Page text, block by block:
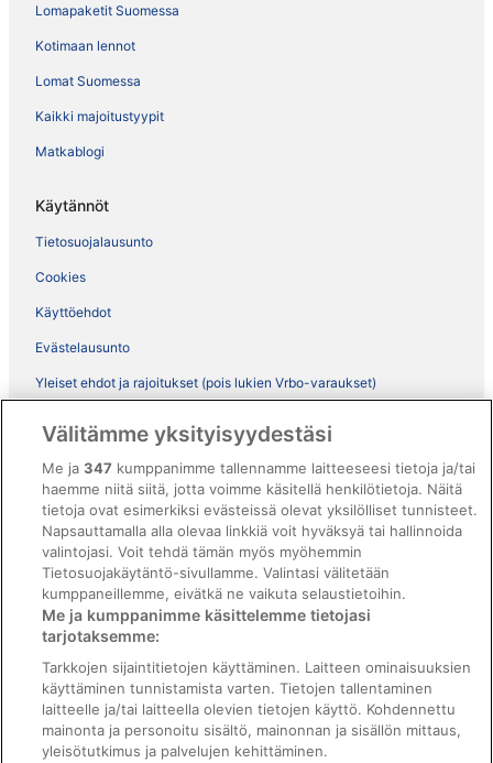
Lomapaketit Suomessa
Kotimaan lennot
Lomat Suomessa
Kaikki majoitustyypit
Matkablogi
Käytännöt
Tietosuojalausunto
Cookies
Käyttöehdot
Evästelausunto
Yleiset ehdot ja rajoitukset (pois lukien Vrbo-varaukset)
ebookers BONUS+ -ohjelman ehdot
Oikeudelliset tiedot / ota meihin yhteyttä
Sisältövaatimukset ja ilmoituksen tekeminen sisällöstä
Tuki
Ota yhteyttä
Varauksen muuttaminen tai peruuttaminen
Varaa lento lentoyhtiön hyvityskupongeilla
Hyvityksen hakeminen ja aikarajat
Välitämme yksityisyydestäsi
Me ja347 kumppanimme tallennamme laitteeseesi tietoja ja/tai
haemme niitä siitä, jotta voimme käsitellä henkilötietoja. Näitä
tietoja ovat esimerkiksi evästeissä olevat yksilölliset tunnisteet.
Napsauttamalla alla olevaa linkkiä voit hyväksyä tai hallinnoida
valintojasi. Voit tehdä tämän myös myöhemmin
Tietosuojakäytäntö-sivullamme. Valintasi välitetään
kumppaneillemme, eivätkä ne vaikuta selaustietoihin.
Me ja kumppanimme käsittelemme tietojasi
tarjotaksemme:
Tarkkojen sijaintitietojen käyttäminen. Laitteen ominaisuuksien
käyttäminen tunnistamista varten. Tietojen tallentaminen
laitteelle ja/tai laitteella olevien tietojen käyttö. Kohdennettu
mainonta ja personoitu sisältö, mainonnan ja sisällön mittaus,
yleisötutkimus ja palvelujen kehittäminen.